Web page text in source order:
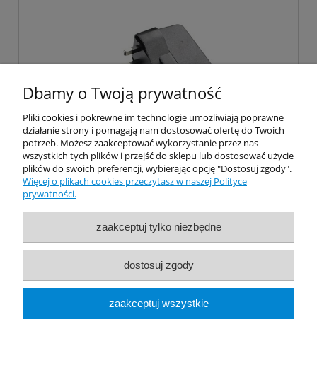
DVE 12V 1A UK
5,99 zł
zawiera 23% VAT, bez kosztów dostawy
do koszyka
Dbamy o Twoją prywatność
Pliki cookies i pokrewne im technologie umożliwiają poprawne
działanie strony i pomagają nam dostosować ofertę do Twoich
potrzeb. Możesz zaakceptować wykorzystanie przez nas
wszystkich tych plików i przejść do sklepu lub dostosować użycie
plików do swoich preferencji, wybierając opcję "Dostosuj zgody".
Więcej o plikach cookies przeczytasz w naszej Polityce
prywatności.
zaakceptuj tylko niezbędne
dostosuj zgody
zaakceptuj wszystkie